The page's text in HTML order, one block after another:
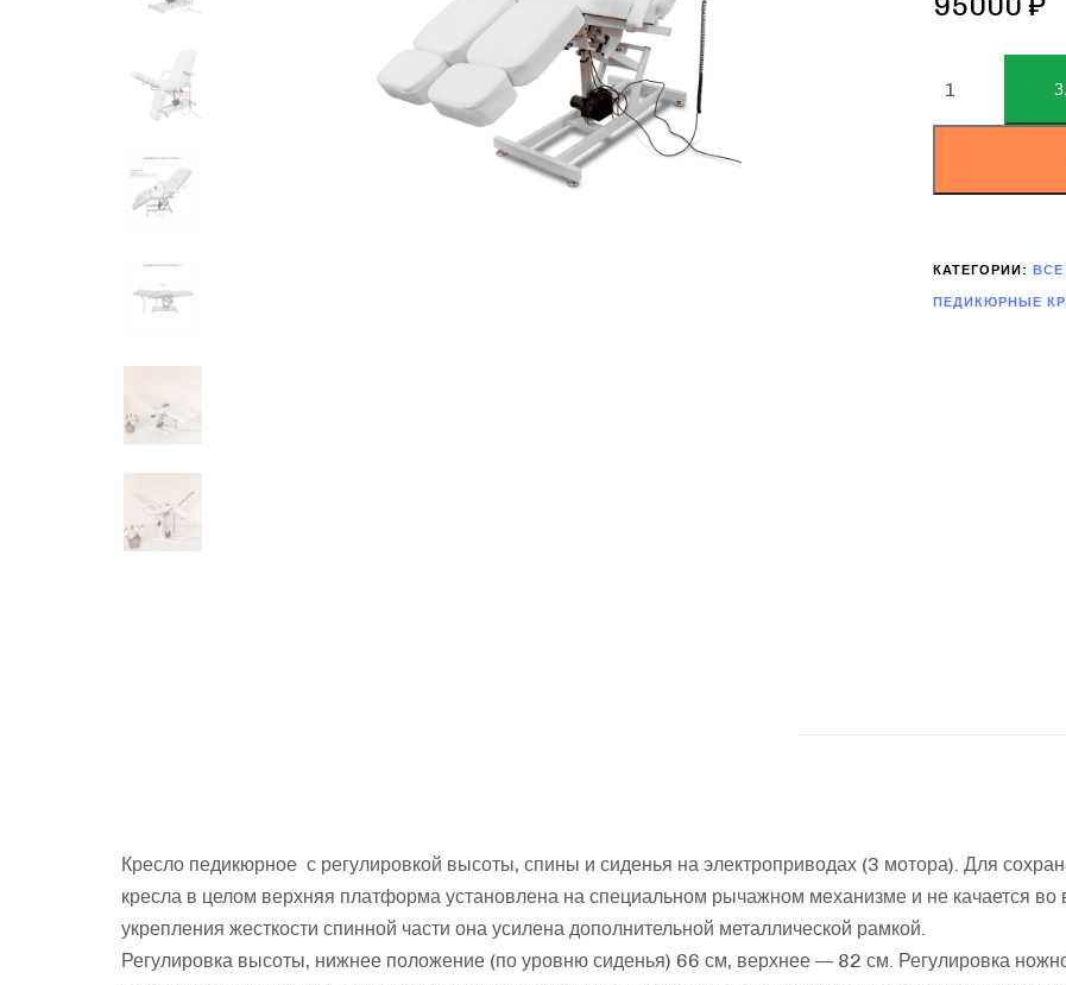
КАТЕГОРИИ:
ПЕДИКЮРНЫЕ
Кресло педикюрное с регулировкой высоты, спины и сиденья на электроприводах (3 мотора). Для
кресла в целом верхняя платформа установлена на специальном рычажном механизме и не качается
укрепления жесткости спинной части она усилена дополнительной металлической рамкой.
Регулировка высоты, нижнее положение (по уровню сиденья) 66 см, верхнее — 82 см. Регулировка